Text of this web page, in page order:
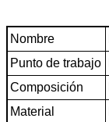
Nombre
Punto de trabajo
Composición
Material